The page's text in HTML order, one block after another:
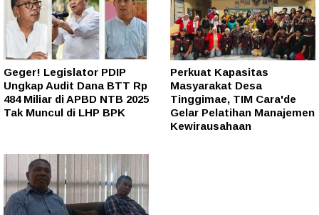
Geger! Legislator PDIP
Ungkap Audit Dana BTT Rp
484 Miliar di APBD NTB 2025
Tak Muncul di LHP BPK
Perkuat Kapasitas
Masyarakat Desa
Tinggimae, TIM Cara'de
Gelar Pelatihan Manajemen
Kewirausahaan